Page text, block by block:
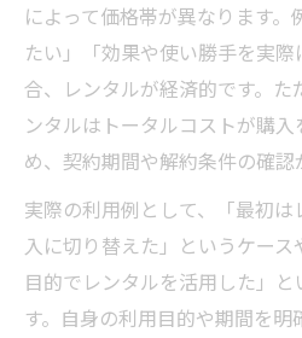
によって価格帯が異なります
たい」「効果や使い勝手を実
合、レンタルが経済的です。た
ンタルはトータルコストが購
め、契約期間や解約条件の確認
実際の利用例として、「最初
入に切り替えた」というケー
目的でレンタルを活用した」
す。自身の利用目的や期間を